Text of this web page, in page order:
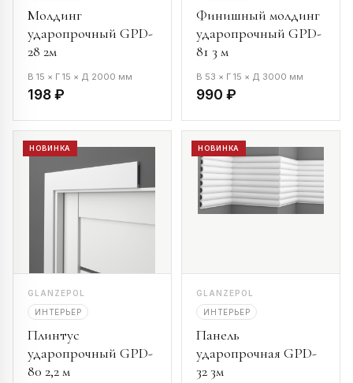
Молдинг
ударопрочный GPD-
28 2м
В 15 × Г 15 × Д 2000 мм
198 ₽
Финишный молдинг
ударопрочный GPD-
81 3 м
В 53 × Г 15 × Д 3000 мм
990 ₽
НОВИНКА
GLANZEPOL
ИНТЕРЬЕР
Плинтус
ударопрочный GPD-
80 2,2 м
НОВИНКА
GLANZEPOL
ИНТЕРЬЕР
Панель
ударопрочная GPD-
32 3м